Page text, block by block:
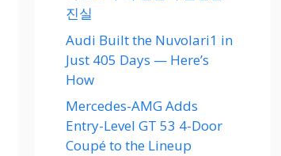
진실
Audi Built the Nuvolari1 in
Just 405 Days — Here’s
How
Mercedes-AMG Adds
Entry-Level GT 53 4-Door
Coupé to the Lineup